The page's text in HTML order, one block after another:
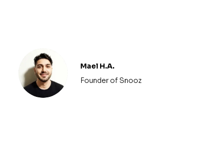
Mael H.A.
Founder of Snooz